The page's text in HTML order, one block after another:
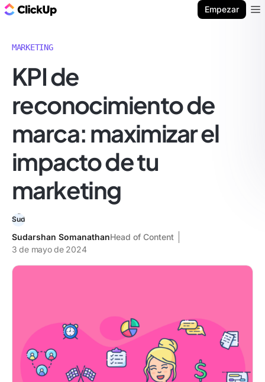
Empezar
MARKETING
KPI de
reconocimiento de
marca: maximizar el
impacto de tu
marketing
Sudarshan SomanathanHead of Content
3 de mayo de 2024